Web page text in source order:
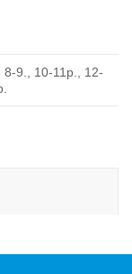
9., 10-11р., 12-